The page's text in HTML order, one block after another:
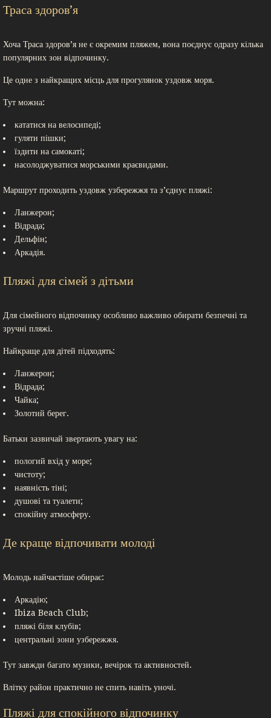
Траса здоров’я
Хоча Траса здоров’я не є окремим пляжем, вона поєднує одразу кілька
популярних зон відпочинку.
Це одне з найкращих місць для прогулянок уздовж моря.
Тут можна:
кататися на велосипеді;
гуляти пішки;
їздити на самокаті;
насолоджуватися морськими краєвидами.
Маршрут проходить уздовж узбережжя та з’єднує пляжі:
Ланжерон;
Відрада;
Дельфін;
Аркадія.
Пляжі для сімей з дітьми
Для сімейного відпочинку особливо важливо обирати безпечні та
зручні пляжі.
Найкраще для дітей підходять:
Ланжерон;
Відрада;
Чайка;
Золотий берег.
Батьки зазвичай звертають увагу на:
пологий вхід у море;
чистоту;
наявність тіні;
душові та туалети;
спокійну атмосферу.
Де краще відпочивати молоді
Молодь найчастіше обирає:
Аркадію;
Ibiza Beach Club;
пляжі біля клубів;
центральні зони узбережжя.
Тут завжди багато музики, вечірок та активностей.
Влітку район практично не спить навіть уночі.
Пляжі для спокійного відпочинку